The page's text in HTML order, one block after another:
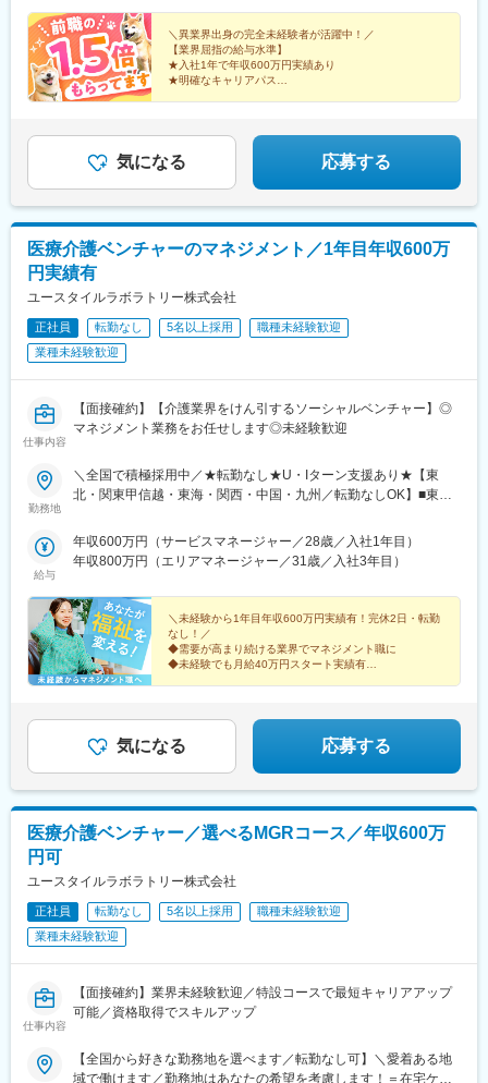
・非接触で入浴介助ができる入力機器
・自宅の階段や段差で使用できる昇降機
・要介護者を背負ってトイレまでの移動をサポートする排泄サポ
ート機器
また大手医療・介護機器メーカー向けのOEM製品製造も手掛けて
堅調に推移しており、直近決算では過去最高の売上高も計上して
いる安定経営企業です。
■関西／滋賀、京都、大阪、兵庫、奈良、和歌山■中国・四国／岡
山、広島、山口、徳島、香川、愛媛、高知■九州／福岡、佐賀、長
崎、熊本、大分、宮崎、鹿児島、沖縄☆江戸川・川崎・湘南・川
越・香川・徳島・青森・多摩川にて新規オープン★別事業へのキ
ャリアチェンジによる昇格可能☆ページ下部「勤務地の一例」も
ご参照ください【2／全国マネージャーコース】◆全国募集／引越
在地はHP参照⇒養成期間後の勤務地は現在お住まいの地域又はジ
ェネラルマネージャーと相談の上決定◆引越し手当支給・家賃無
料の借り上げ社宅提供☆早期キャリアアップしたい方に最適なポ
ジション
＼異業界出身の完全未経験者が活躍中！／
【業界屈指の給与水準】
★入社1年で年収600万円実績あり
★明確なキャリアパス
気になる 応募する
医療介護ベンチャーのマネジメント／1年目年収600万
円実績有
ユースタイルラボラトリー株式会社
正社員 転勤なし 5名以上採用
職種未経験歓迎
業種未経験歓迎
仕事内容
【面接確約】【介護業界をけん引するソーシャルベンチャー】◎
マネジメント業務をお任せします◎未経験歓迎
勤務地
＼全国で積極採用中／★転勤なし★U・Iターン支援あり★【東
北・関東甲信越・東海・関西・中国・九州／転勤なしOK】■東北
木、群馬、埼玉、千葉、東京、神奈川、新潟、富山、山梨、長野■
東海／岐阜、静岡、愛知、三重■関西／滋賀、京都、大阪、兵庫、
媛、高知■九州／福岡、佐賀、長崎、熊本、大分、宮崎、鹿児島、
沖縄★【エリア勤務希望・移住希望の方優遇】：サポート制度も
充実していますので、現在のお住まいに関わらずご希望をお知ら
せください！☆『寮費無料プラン』あり（規定有）：下記勤務地
希望・移住希望の方はお気軽にご相談ください！※【北海道】【東
京都】【神奈川県】【新潟県】【三重県】【滋賀県】【沖縄県】
用会社負担等の移住支援あり（規定有）・U・Iターン転勤希望者
への1年間の支援あり（規定有）★江戸川・川崎・湘南・川越・香
川・徳島・青森にて新規事業所オープン！
給与
年収600万円（サービスマネージャー／28歳／入社1年目）
年収800万円（エリアマネージャー／31歳／入社3年目）
＼未経験から1年目年収600万円実績有！完休2日・転勤
なし！／
◆需要が高まり続ける業界でマネジメント職に
◆未経験でも月給40万円スタート実績有
気になる 応募する
医療介護ベンチャー／選べるMGRコース／年収600万
円可
ユースタイルラボラトリー株式会社
正社員 転勤なし 5名以上採用
職種未経験歓迎
業種未経験歓迎
仕事内容
【面接確約】業界未経験歓迎／特設コースで最短キャリアアップ
可能／資格取得でスキルアップ
【全国から好きな勤務地を選べます／転勤なし可】＼愛着ある地
域で働けます／勤務地はあなたの希望を考慮します！＝在宅ケア